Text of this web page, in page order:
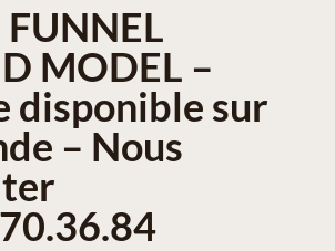
FUNNEL
MODEL –
disponible sur
– Nous